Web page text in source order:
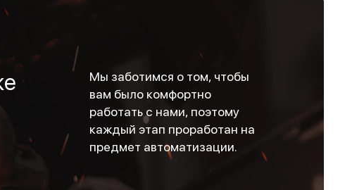
Мы заботимся о том, чтобы
вам было комфортно
работать с нами, поэтому
каждый этап проработан на
предмет автоматизации.